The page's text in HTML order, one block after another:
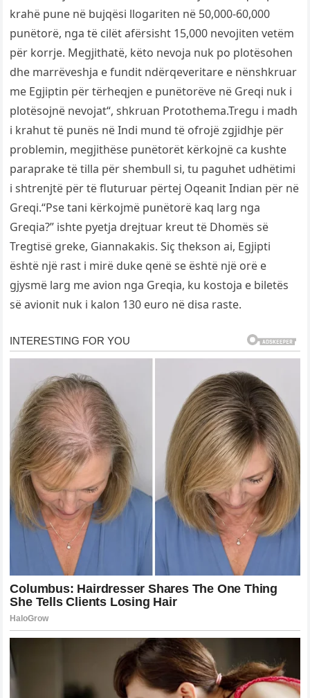
krahë pune në bujqësi llogariten në 50,000-60,000
punëtorë, nga të cilët afërsisht 15,000 nevojiten vetëm
për korrje. Megjithatë, këto nevoja nuk po plotësohen
dhe marrëveshja e fundit ndërqeveritare e nënshkruar
me Egjiptin për tërheqjen e punëtorëve në Greqi nuk i
plotësojnë nevojat“, shkruan Protothema.Tregu i madh
i krahut të punës në Indi mund të ofrojë zgjidhje për
problemin, megjithëse punëtorët kërkojnë ca kushte
paraprake të tilla për shembull si, tu paguhet udhëtimi
i shtrenjtë për të fluturuar përtej Oqeanit Indian për në
Greqi.“Pse tani kërkojmë punëtorë kaq larg nga
Greqia?” ishte pyetja drejtuar kreut të Dhomës së
Tregtisë greke, Giannakakis. Siç thekson ai, Egjipti
është një rast i mirë duke qenë se është një orë e
gjysmë larg me avion nga Greqia, ku kostoja e biletës
së avionit nuk i kalon 130 euro në disa raste.